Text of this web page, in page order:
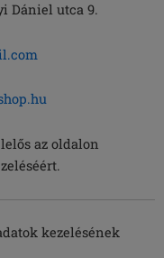
Dániel utca 9.
az oldalon
kezelésének